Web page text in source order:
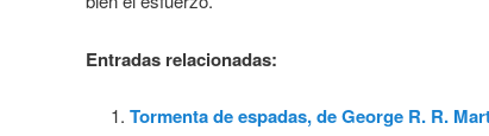
Entradas relacionadas:
Tormenta de espadas, de George R. R.